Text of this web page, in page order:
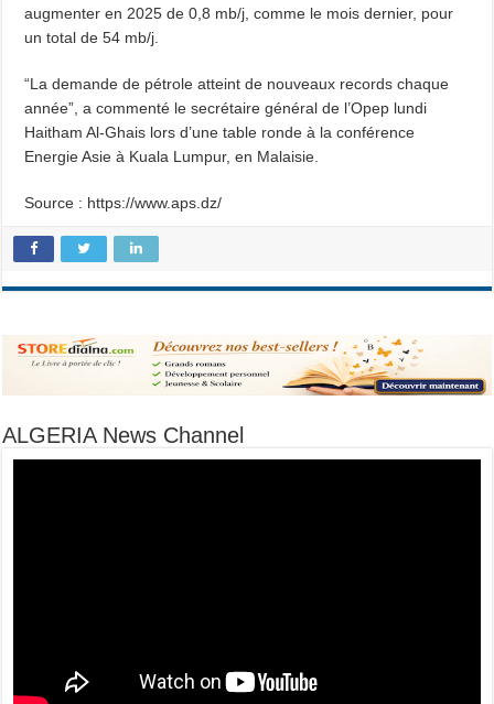
augmenter en 2025 de 0,8 mb/j, comme le mois dernier, pour
un total de 54 mb/j.
“La demande de pétrole atteint de nouveaux records chaque
année”, a commenté le secrétaire général de l’Opep lundi
Haitham Al-Ghais lors d’une table ronde à la conférence
Energie Asie à Kuala Lumpur, en Malaisie.
Source : https://www.aps.dz/
ALGERIA News Channel